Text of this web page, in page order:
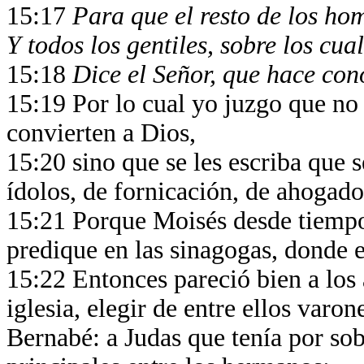
15:17 Para que el resto de los
Y todos los gentiles, sobre los
15:18 Dice el Señor, que hace
15:19 Por lo cual yo juzgo que
convierten a Dios,
15:20 sino que se les escriba que
ídolos, de fornicación, de
15:21 Porque Moisés desde
predique en las sinagogas, donde
15:22 Entonces pareció bien a
iglesia, elegir de entre ellos
Bernabé: a Judas que tenía por